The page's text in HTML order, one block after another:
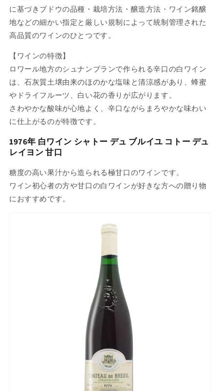
に基づきブドウの品種・栽培方法・醸造方法・ワイン銘醸
地などの細かい指定と厳しい規制によって統制管理された
高品質のワインのひとつです。
【ワインの特徴】
ロワール地方のシュナンブランで作られる辛口の白ワイン
は、石灰質土壌由来のほのかな塩味と清涼感があり、蜂蜜
やドライフルーツ、白い花の香りが広がります。
さわやかな酸味が心地よく、辛口ながらまろやかな味わい
に仕上がるのが特徴です。
1976年 白ワイン シャトー デュ ブルイユ コトー デュ
レイヨン 甘口
糖度の高い果汁から造られる極甘口のワインです。
ワイン初心者の方や甘口の白ワインが好きな方への贈り物
におすすめです。